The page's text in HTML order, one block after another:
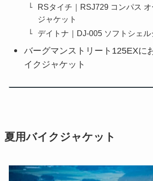
RSタイチ｜RSJ729 コンパス
ジャケット
デイトナ｜DJ-005 ソフトシェル
バーグマンストリート125EXに
イクジャケット
夏用バイクジャケット